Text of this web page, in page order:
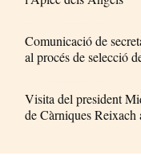
Comunicació de
al procés de selecció
Visita del president
de Càrniques Reixach